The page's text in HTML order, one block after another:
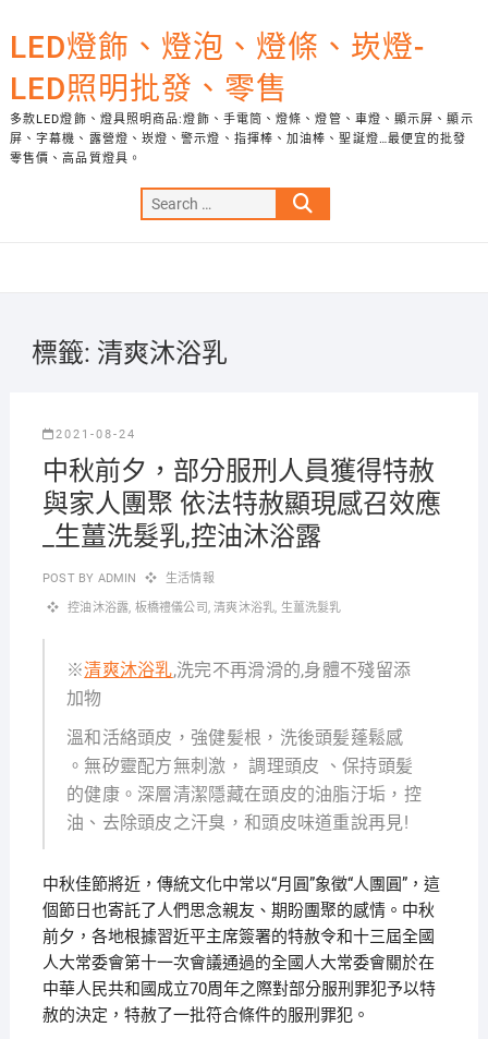
to
content
LED燈飾、燈泡、燈條、崁燈-
LED照明批發、零售
多款LED燈飾、燈具照明商品:燈飾、手電筒、燈條、燈管、車燈、顯示屏、顯示
屏、字幕機、露營燈、崁燈、警示燈、指揮棒、加油棒、聖誕燈…最便宜的批發
零售價、高品質燈具。
Search
…
標籤: 清爽沐浴乳
2021-08-24
中秋前夕，部分服刑人員獲得特赦
與家人團聚 依法特赦顯現感召效應
_生薑洗髮乳,控油沐浴露
POST BY ADMIN 生活情報
控油沐浴露, 板橋禮儀公司,清爽沐浴乳, 生薑洗髮乳
※清爽沐浴乳,洗完不再滑滑的,身體不殘留添
加物
溫和活絡頭皮，強健髪根，洗後頭髪蓬鬆感
。無矽靈配方無刺激， 調理頭皮 、保持頭髪
的健康。深層清潔隱藏在頭皮的油脂汙垢，控
油、去除頭皮之汗臭，和頭皮味道重說再見!
中秋佳節將近，傳統文化中常以“月圓”象徵“人團圓”，這
個節日也寄託了人們思念親友、期盼團聚的感情。中秋
前夕，各地根據習近平主席簽署的特赦令和十三屆全國
人大常委會第十一次會議通過的全國人大常委會關於在
中華人民共和國成立70周年之際對部分服刑罪犯予以特
赦的決定，特赦了一批符合條件的服刑罪犯。